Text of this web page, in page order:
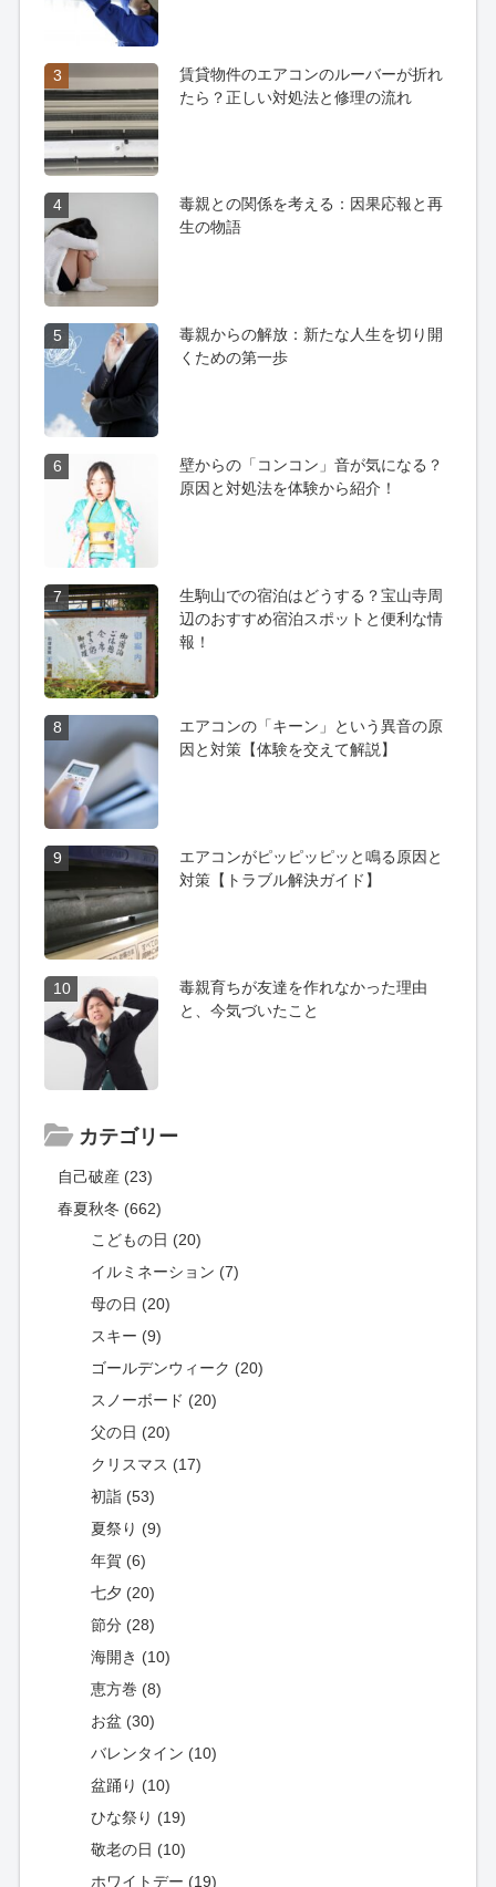
3
賃貸物件のエアコンのルーバーが折れ
たら？正しい対処法と修理の流れ
4
毒親との関係を考える：因果応報と再
生の物語
5
毒親からの解放：新たな人生を切り開
くための第一歩
6
壁からの「コンコン」音が気になる？
原因と対処法を体験から紹介！
7
生駒山での宿泊はどうする？宝山寺周
辺のおすすめ宿泊スポットと便利な情
報！
8
エアコンの「キーン」という異音の原
因と対策【体験を交えて解説】
9
エアコンがピッピッピッと鳴る原因と
対策【トラブル解決ガイド】
10
毒親育ちが友達を作れなかった理由
と、今気づいたこと
カテゴリー
自己破産 (23)
春夏秋冬 (662)
こどもの日 (20)
イルミネーション (7)
母の日 (20)
スキー (9)
ゴールデンウィーク (20)
スノーボード (20)
父の日 (20)
クリスマス (17)
初詣 (53)
夏祭り (9)
年賀 (6)
七夕 (20)
節分 (28)
海開き (10)
恵方巻 (8)
お盆 (30)
バレンタイン (10)
盆踊り (10)
ひな祭り (19)
敬老の日 (10)
ホワイトデー (19)